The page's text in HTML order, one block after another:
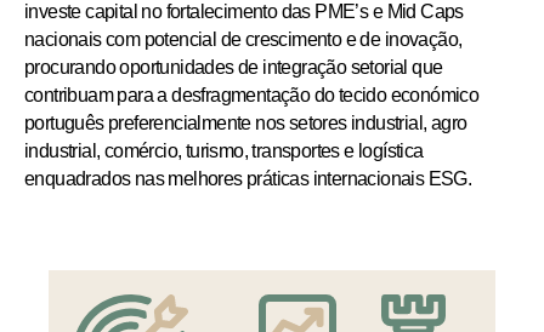
investe capital no fortalecimento das PME’s e Mid Caps
nacionais com potencial de crescimento e de inovação,
procurando oportunidades de integração setorial que
contribuam para a desfragmentação do tecido económico
português preferencialmente nos setores industrial, agro
industrial, comércio, turismo, transportes e logística
enquadrados nas melhores práticas internacionais ESG.